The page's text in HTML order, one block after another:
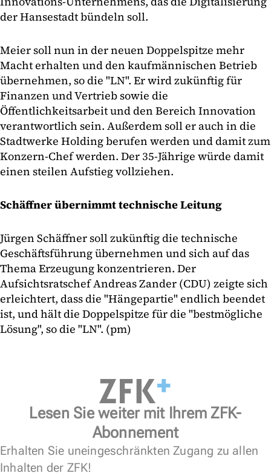
der Hansestadt bündeln soll.
Meier soll nun in der neuen Doppelspitze mehr
Macht erhalten und den kaufmännischen Betrieb
übernehmen, so die "LN". Er wird zukünftig für
Finanzen und Vertrieb sowie die
Öffentlichkeitsarbeit und den Bereich Innovation
verantwortlich sein. Außerdem soll er auch in die
Stadtwerke Holding berufen werden und damit zum
Konzern-Chef werden. Der 35-Jährige würde damit
einen steilen Aufstieg vollziehen.
Schäffner übernimmt technische Leitung
Jürgen Schäffner soll zukünftig die technische
Geschäftsführung übernehmen und sich auf das
Thema Erzeugung konzentrieren. Der
Aufsichtsratschef Andreas Zander (CDU) zeigte sich
erleichtert, dass die "Hängepartie" endlich beendet
ist, und hält die Doppelspitze für die "bestmögliche
Lösung", so die "LN". (pm)
Lesen Sie weiter mit Ihrem ZFK-
Abonnement
Erhalten Sie uneingeschränkten Zugang zu allen
Inhalten der ZFK!